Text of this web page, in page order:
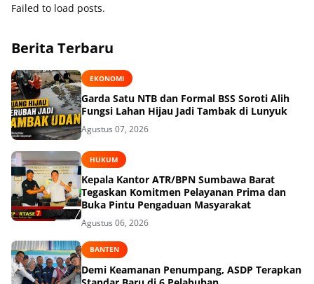
Failed to load posts.
Berita Terbaru
EKONOMI
Garda Satu NTB dan Formal BSS Soroti Alih
Fungsi Lahan Hijau Jadi Tambak di Lunyuk
Agustus 07, 2026
HUKUM
Kepala Kantor ATR/BPN Sumbawa Barat
Tegaskan Komitmen Pelayanan Prima dan
Buka Pintu Pengaduan Masyarakat
Agustus 06, 2026
BANTEN
Demi Keamanan Penumpang, ASDP Terapkan